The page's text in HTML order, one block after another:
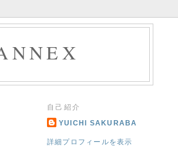
自己紹介
YUICHI SAKURABA
詳細プロフィールを表示